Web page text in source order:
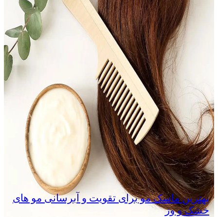
بهترین ماسک مو برای تقویت و آبرسانی مو های
خشک و وز